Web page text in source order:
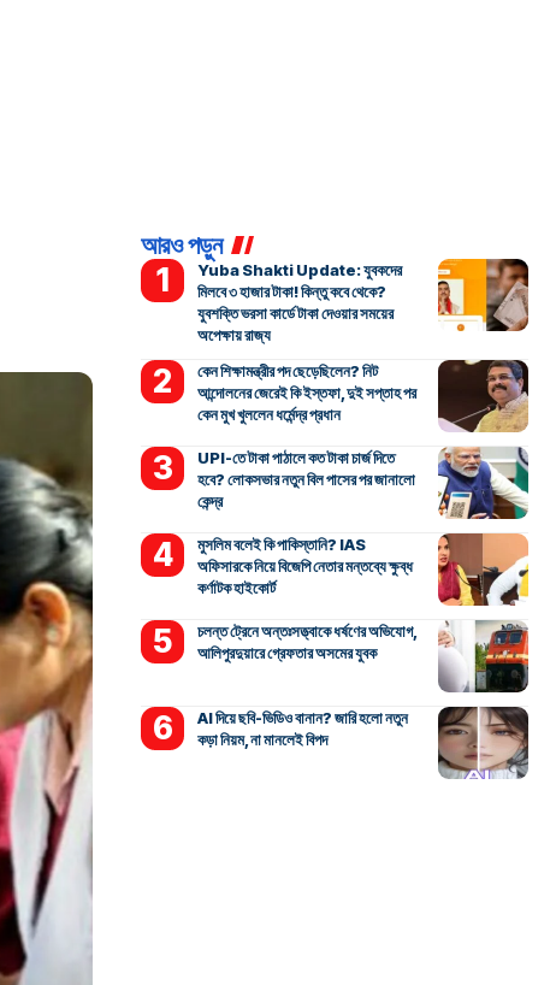
আরও পড়ুন
Yuba Shakti Update: যুবকদের
মিলবে ৩ হাজার টাকা! কিন্তু কবে থেকে?
যুবশক্তি ভরসা কার্ডে টাকা দেওয়ার সময়ের
অপেক্ষায় রাজ্য
কেন শিক্ষামন্ত্রীর পদ ছেড়েছিলেন? নিট
আন্দোলনের জেরেই কি ইস্তফা, দুই সপ্তাহ পর
কেন মুখ খুললেন ধর্মেন্দ্র প্রধান
UPI-তে টাকা পাঠালে কত টাকা চার্জ দিতে
হবে? লোকসভার নতুন বিল পাসের পর জানালো
কেন্দ্র
মুসলিম বলেই কি পাকিস্তানি? IAS
অফিসারকে নিয়ে বিজেপি নেতার মন্তব্যে ক্ষুব্ধ
কর্ণাটক হাইকোর্ট
চলন্ত ট্রেনে অন্তঃসত্ত্বাকে ধর্ষণের অভিযোগ,
আলিপুরদুয়ারে গ্রেফতার অসমের যুবক
AI দিয়ে ছবি-ভিডিও বানান? জারি হলো নতুন
কড়া নিয়ম, না মানলেই বিপদ